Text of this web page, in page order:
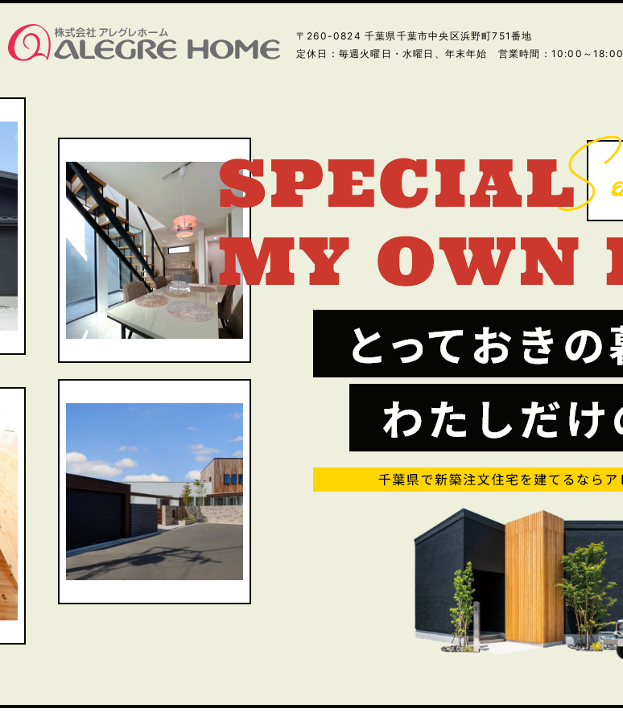
〒260-0824 千葉県千葉市中央区浜野町751番地
定休日：毎週火曜日・水曜日、年末年始 営業時間：10:00～18:00